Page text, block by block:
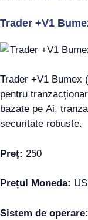
Trader +V1
Trader +V1 Bumex
pentru
bazate pe Ai,
securitate robuste.
Preț: 250
Prețul Moneda:
Sistem de operare: